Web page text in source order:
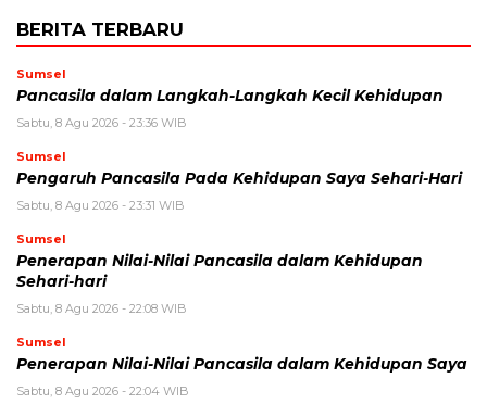
BERITA TERBARU
Sumsel
Pancasila dalam Langkah-Langkah Kecil Kehidupan
Sabtu, 8 Agu 2026 - 23:36 WIB
Sumsel
Pengaruh Pancasila Pada Kehidupan Saya Sehari-Hari
Sabtu, 8 Agu 2026 - 23:31 WIB
Sumsel
Penerapan Nilai-Nilai Pancasila dalam Kehidupan
Sehari-hari
Sabtu, 8 Agu 2026 - 22:08 WIB
Sumsel
Penerapan Nilai-Nilai Pancasila dalam Kehidupan Saya
Sabtu, 8 Agu 2026 - 22:04 WIB